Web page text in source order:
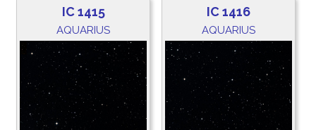
IC 1415
AQUARIUS
IC 1416
AQUARIUS